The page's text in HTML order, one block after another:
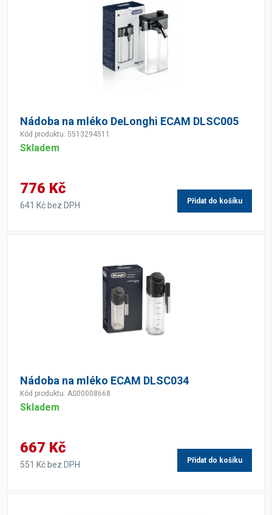
Nádoba na mléko DeLonghi ECAM DLSC005
Kód produktu: 5513294511
Skladem
776 Kč
641 Kč bez DPH Přidat do košíku
Nádoba na mléko ECAM DLSC034
Kód produktu: AS00008668
Skladem
667 Kč
551 Kč bez DPH Přidat do košíku